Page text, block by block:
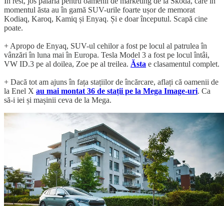
momentul ăsta au în gamă SUV-urile foarte ușor de memorat
Kodiaq, Karoq, Kamiq și Enyaq. Și e doar începutul. Scapă cine
poate.
+ Apropo de Enyaq, SUV-ul cehilor a fost pe locul al patrulea în
vânzări în luna mai în Europa. Tesla Model 3 a fost pe locul întâi,
VW ID.3 pe al doilea, Zoe pe al treilea. Ăsta e clasamentul complet.
+ Dacă tot am ajuns în fața stațiilor de încărcare, aflați că oamenii de
la Enel X au mai montat 36 de stații pe la Mega Image-uri. Ca
să-i iei și mașinii ceva de la Mega.